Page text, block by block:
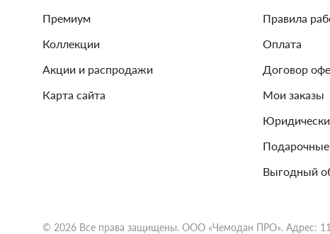
Премиум
Коллекции
Акции и распродажи
Карта сайта
Правила
Оплата
Договор
Мои заказы
Выгодный
© 2026 Все права защищены. ООО «Чемодан ПРО». Адрес: